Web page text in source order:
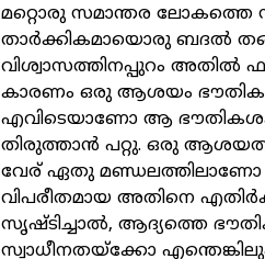
മറ്റൊരു സമാന്തര
താർക്കികമായൊരു ബദൽ
വിശ്വാസത്തിനപ്പുറം അതിൽ
കാരണം ഒരു ആശയം
എവിടെയാണോ ആ
തിരുത്താൻ പറ്റു. ഒരു
വേര് ഏതു
വിപരീതമായ അതിനെ
സൃഷ്ടിച്ചാൽ, ആദ്യത്തെ
സ്വാധീനതയ്‌ക്കോ